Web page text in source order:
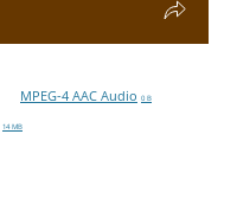
MPEG-4 AAC Audio 0 B
14 MB